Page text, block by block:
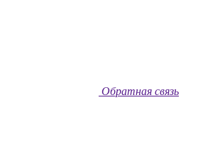
Обратная связь